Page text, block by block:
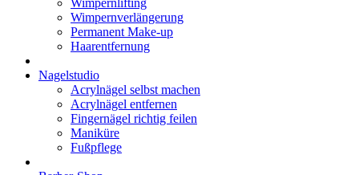
Wimpernverlängerung
Permanent Make-up
Haarentfernung
Nagelstudio
Acrylnägel selbst machen
Acrylnägel entfernen
Fingernägel richtig feilen
Maniküre
Fußpflege